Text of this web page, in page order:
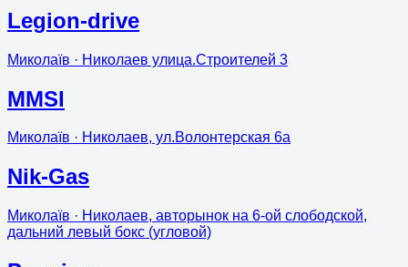
Legion-drive
Миколаїв · Николаев улица.Строителей 3
MMSI
Миколаїв · Николаев, ул.Волонтерская 6а
Nik-Gas
Миколаїв · Николаев, авторынок на 6-ой слободской,
дальний левый бокс (угловой)